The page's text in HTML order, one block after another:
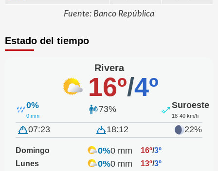
Fuente: Banco República
Estado del tiempo
Rivera
16º/4º
0%
0 mm
73% Suroeste
18-40 km/h
07:23 18:12 22%
Domingo 0%0 mm 16º/3º
Lunes
0%0 mm 13º/3º